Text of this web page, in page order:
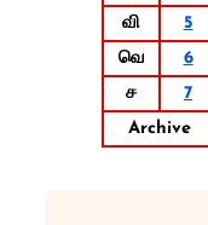
வி
5
வெ
6
ச
7
Archive